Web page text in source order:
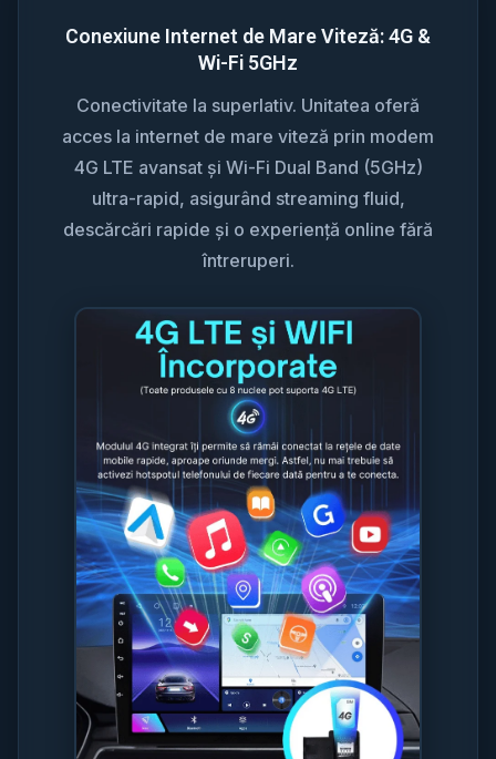
Conexiune Internet de Mare Viteză: 4G &
Wi-Fi 5GHz
Conectivitate la superlativ. Unitatea oferă
acces la internet de mare viteză prin modem
4G LTE avansat și Wi-Fi Dual Band (5GHz)
ultra-rapid, asigurând streaming fluid,
descărcări rapide și o experiență online fără
întreruperi.